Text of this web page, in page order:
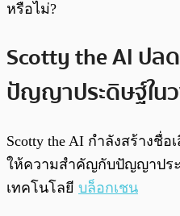
หรือไม่?
Scotty the AI ป
ปัญญาประดิษฐ์ใน
Scotty the AI กำลังสร้างชื่
ให้ความสำคัญกับปัญญาปร
เทคโนโลยี บล็อกเชน